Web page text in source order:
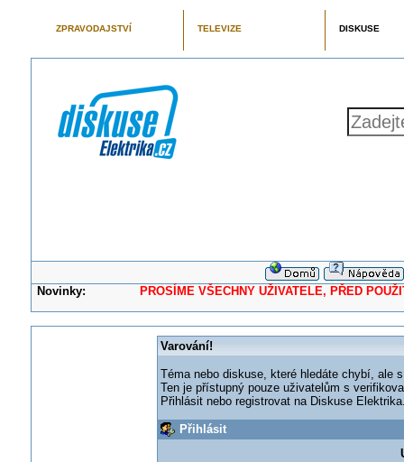
ZPRAVODAJSTVÍ TELEVIZE DISKUSE
Novinky: PROSÍME VŠECHNY UŽIVATELE, PŘED
Varování!
Téma nebo diskuse, které hledáte chybí, ale
Ten je přístupný pouze uživatelům s
Přihlásit nebo registrovat na Diskuse
Přihlásit